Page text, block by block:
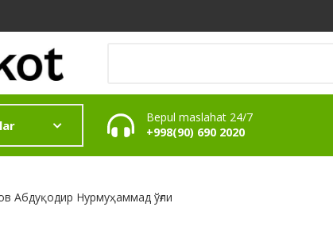
Bepul maslahat 24/7
+998(90) 690 2020
Абдуқодир Нурмуҳаммад ўғли